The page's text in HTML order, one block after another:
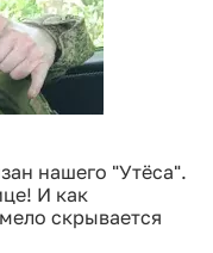
нашего "Утёса".
И как
скрывается